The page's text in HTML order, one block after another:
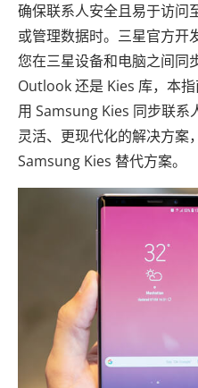
确保联系人安全且易于访问
或管理数据时。三星官方开
您在三星设备和电脑之间同
Outlook 还是 Kies 库，本
用 Samsung Kies 同步联系
灵活、更现代化的解决方案
Samsung Kies 替代方案。